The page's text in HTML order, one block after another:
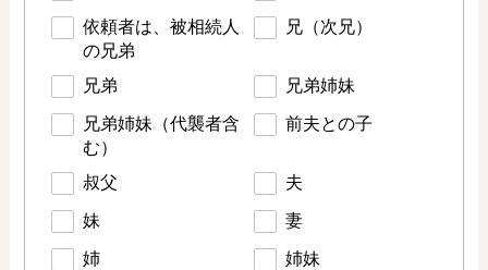
依頼者は、被相続人
の兄弟
兄（次兄）
兄弟 兄弟姉妹
兄弟姉妹（代襲者含
む）
前夫との子
叔父 夫
妹 妻
姉 姉妹